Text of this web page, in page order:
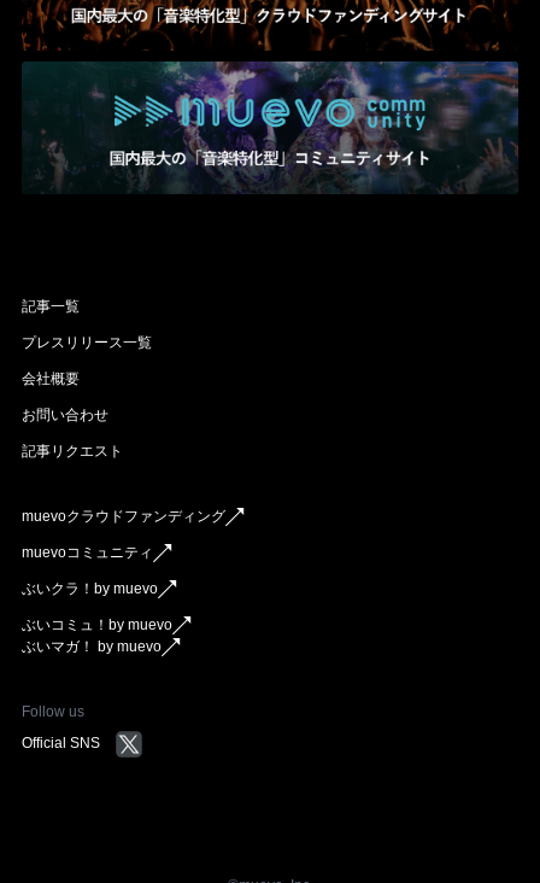
記事一覧
プレスリリース一覧
会社概要
お問い合わせ
記事リクエスト
muevoクラウドファンディング
muevoコミュニティ
ぶいクラ！by muevo
ぶいコミュ！by muevo
ぶいマガ！ by muevo
Follow us
Official SNS